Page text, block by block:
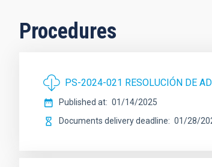
Procedures
PS-2024-021 RESOLUCIÓN DE
Published at
01/14/2025
Documents delivery deadline
01/28/